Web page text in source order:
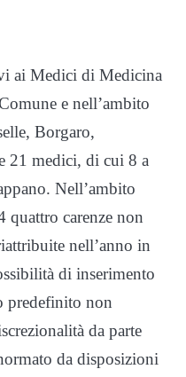
ai Medici di Medicina
e nell’ambito
Borgaro,
21 medici, di cui 8 a
Nell’ambito
quattro carenze non
nell’anno in
di inserimento
predefinito non
da parte
da disposizioni